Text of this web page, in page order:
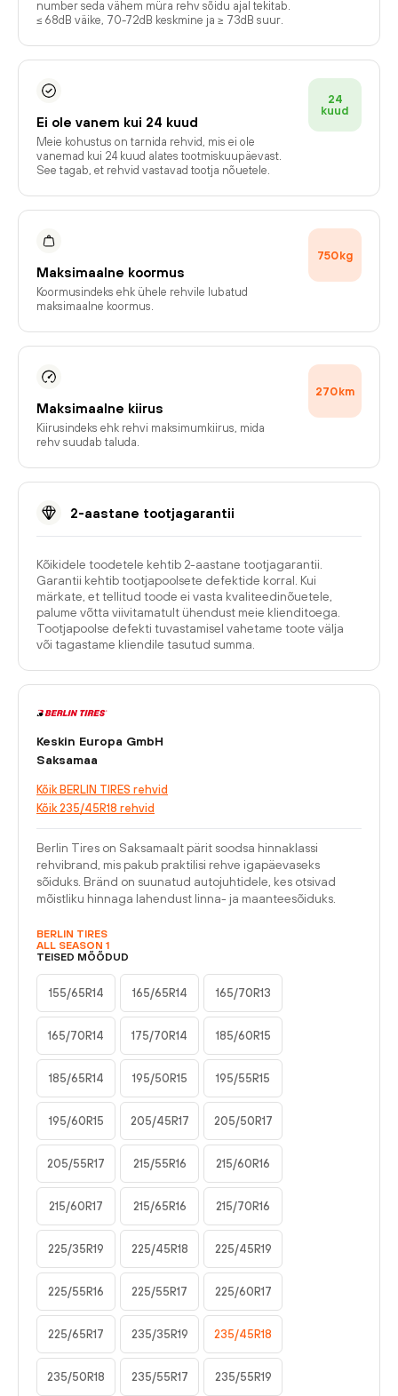
number seda vähem müra rehv sõidu ajal tekitab.
≤ 68dB väike, 70-72dB keskmine ja ≥ 73dB suur.
Ei ole vanem kui 24 kuud
Meie kohustus on tarnida rehvid, mis ei ole
vanemad kui 24 kuud alates tootmiskuupäevast.
See tagab, et rehvid vastavad tootja nõuetele.
24
kuud
Maksimaalne koormus
Koormusindeks ehk ühele rehvile lubatud
maksimaalne koormus.
750kg
Maksimaalne kiirus
Kiirusindeks ehk rehvi maksimumkiirus, mida
rehv suudab taluda.
270km
2-aastane tootjagarantii
Kõikidele toodetele kehtib 2-aastane tootjagarantii.
Garantii kehtib tootjapoolsete defektide korral. Kui
märkate, et tellitud toode ei vasta kvaliteedinõuetele,
palume võtta viivitamatult ühendust meie klienditoega.
Tootjapoolse defekti tuvastamisel vahetame toote välja
või tagastame kliendile tasutud summa.
Keskin Europa GmbH
Saksamaa
Kõik BERLIN TIRES rehvid
Kõik 235/45R18 rehvid
Berlin Tires on Saksamaalt pärit soodsa hinnaklassi
rehvibrand, mis pakub praktilisi rehve igapäevaseks
sõiduks. Bränd on suunatud autojuhtidele, kes otsivad
mõistliku hinnaga lahendust linna- ja maanteesõiduks.
BERLIN TIRES
ALL SEASON 1
TEISED MÕÕDUD
155/65R14 165/65R14 165/70R13
165/70R14 175/70R14 185/60R15
185/65R14 195/50R15 195/55R15
195/60R15 205/45R17 205/50R17
205/55R17 215/55R16 215/60R16
215/60R17 215/65R16 215/70R16
225/35R19 225/45R18 225/45R19
225/55R16 225/55R17 225/60R17
225/65R17 235/35R19 235/45R18
235/50R18 235/55R17 235/55R19